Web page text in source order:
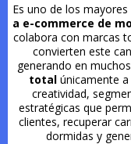
Es uno de los
a e-commerce de
colabora con marcas
convierten este
generando en
totalúnicamente a
creatividad,
estratégicas que
clientes, recuperar
dormidas y